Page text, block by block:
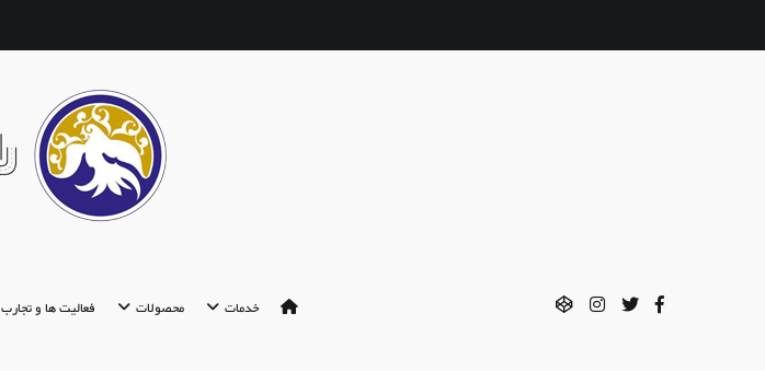
خدمات
محصولات فعالیت ها و تجارب